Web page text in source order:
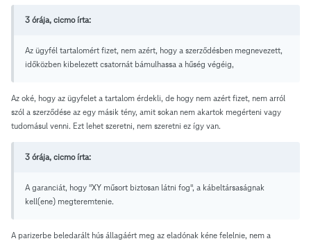
3 órája, cicmo írta:
Az ügyfél tartalomért fizet, nem azért, hogy a szerződésben megnevezett,
időközben kibelezett csatornát bámulhassa a hűség végéig,
Az oké, hogy az ügyfelet a tartalom érdekli, de hogy nem azért fizet, nem arról
szól a szerződése az egy másik tény, amit sokan nem akartok megérteni vagy
tudomásul venni. Ezt lehet szeretni, nem szeretni ez így van.
3 órája, cicmo írta:
A garanciát, hogy "XY műsort biztosan látni fog", a kábeltársaságnak
kell(ene) megteremtenie.
A parizerbe beledarált hús állagáért meg az eladónak kéne felelnie, nem a